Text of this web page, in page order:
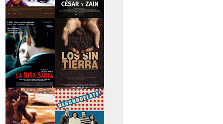
>Caravan >César y Zain
>La niña santa >Los sin tierra